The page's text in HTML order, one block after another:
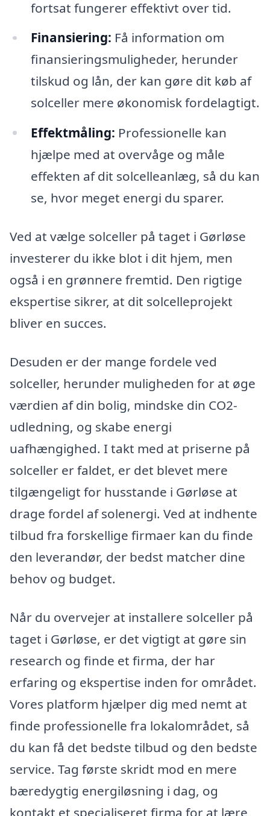
fortsat fungerer effektivt over tid.
Finansiering: Få information om
finansieringsmuligheder, herunder
tilskud og lån, der kan gøre dit køb af
solceller mere økonomisk fordelagtigt.
Effektmåling: Professionelle kan
hjælpe med at overvåge og måle
effekten af dit solcelleanlæg, så du kan
se, hvor meget energi du sparer.
Ved at vælge solceller på taget i Gørløse
investerer du ikke blot i dit hjem, men
også i en grønnere fremtid. Den rigtige
ekspertise sikrer, at dit solcelleprojekt
bliver en succes.
Desuden er der mange fordele ved
solceller, herunder muligheden for at øge
værdien af din bolig, mindske din CO2-
udledning, og skabe energi
uafhængighed. I takt med at priserne på
solceller er faldet, er det blevet mere
tilgængeligt for husstande i Gørløse at
drage fordel af solenergi. Ved at indhente
tilbud fra forskellige firmaer kan du finde
den leverandør, der bedst matcher dine
behov og budget.
Når du overvejer at installere solceller på
taget i Gørløse, er det vigtigt at gøre sin
research og finde et firma, der har
erfaring og ekspertise inden for området.
Vores platform hjælper dig med nemt at
finde professionelle fra lokalområdet, så
du kan få det bedste tilbud og den bedste
service. Tag første skridt mod en mere
bæredygtig energiløsning i dag, og
kontakt et specialiseret firma for at lære